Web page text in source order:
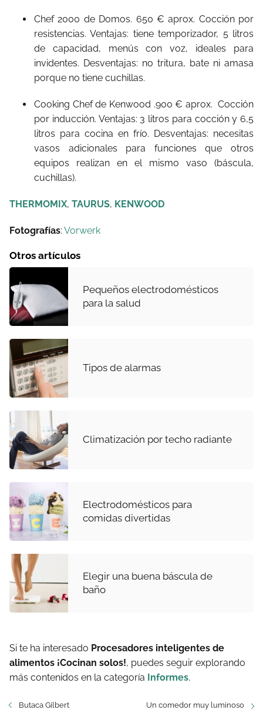
Chef 2000 de Domos. 650 € aprox. Cocción por
resistencias. Ventajas: tiene temporizador, 5 litros
de capacidad, menús con voz, ideales para
invidentes. Desventajas: no tritura, bate ni amasa
porque no tiene cuchillas.
Cooking Chef de Kenwood .900 € aprox. Cocción
por inducción. Ventajas: 3 litros para cocción y 6,5
litros para cocina en frío. Desventajas: necesitas
vasos adicionales para funciones que otros
equipos realizan en el mismo vaso (báscula,
cuchillas).
THERMOMIX, TAURUS, KENWOOD
Fotografías: Vorwerk
Otros artículos
Pequeños electrodomésticos
para la salud
Tipos de alarmas
Climatización por techo radiante
Electrodomésticos para
comidas divertidas
Elegir una buena báscula de
baño
Si te ha interesado Procesadores inteligentes de
alimentos ¡Cocinan solos!, puedes seguir explorando
más contenidos en la categoría Informes.
Butaca Gilbert Un comedor muy luminoso